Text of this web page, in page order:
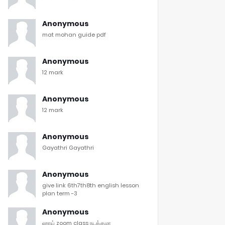
Anonymous
mat mohan guide pdf
Anonymous
12 mark
Anonymous
12 mark
Anonymous
Gayathri Gayathri
Anonymous
give link 6th7th8th english lesson
plan term -3
Anonymous
ஹாய் zoom class நடக்குமா